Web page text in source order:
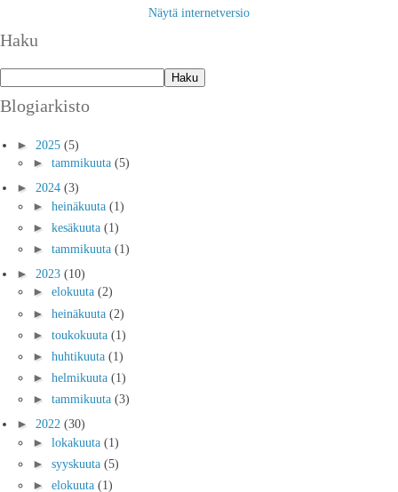
Näytä internetversio
Haku
Blogiarkisto
► 2025 (5)
► tammikuuta (5)
► 2024 (3)
► heinäkuuta (1)
► kesäkuuta (1)
► tammikuuta (1)
► 2023 (10)
► elokuuta (2)
► heinäkuuta (2)
► toukokuuta (1)
► huhtikuuta (1)
► helmikuuta (1)
► tammikuuta (3)
► 2022 (30)
► lokakuuta (1)
► syyskuuta (5)
► elokuuta (1)